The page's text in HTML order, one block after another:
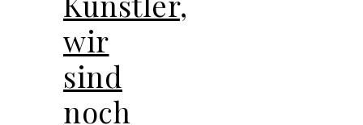
wir
sind
noch